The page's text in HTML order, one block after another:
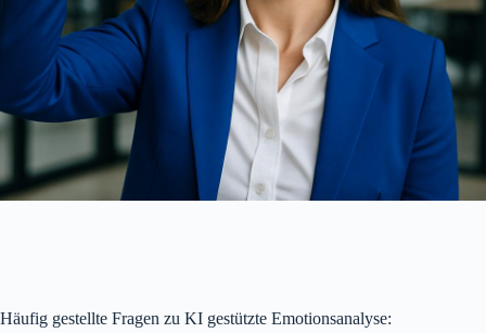
Häufig gestellte Fragen zu KI gestützte Emotionsanalyse: